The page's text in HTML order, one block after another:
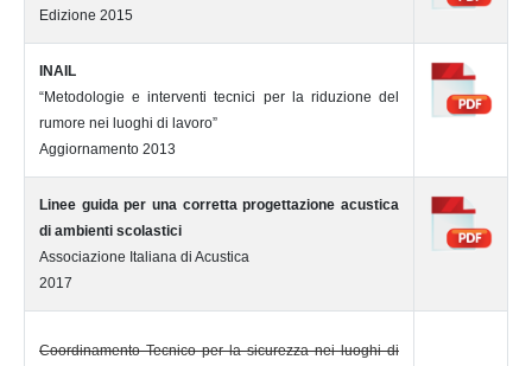
Edizione 2015
INAIL
“Metodologie e interventi tecnici per la riduzione del
rumore nei luoghi di lavoro”
Aggiornamento 2013
Linee guida per una corretta progettazione acustica
di ambienti scolastici
Associazione Italiana di Acustica
2017
Coordinamento Tecnico per la sicurezza nei luoghi di